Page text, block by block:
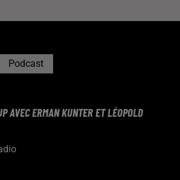
Podcast
AVEC ERMAN KUNTER ET LÉOPOLD